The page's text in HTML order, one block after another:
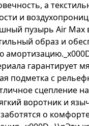
а
и
пузырь Air Max
образ и
гарантирует
подметка с
сцепление
воротник и
о